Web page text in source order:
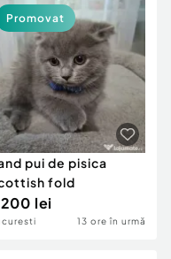
pui de pisica
fold
lei
13 ore în urmă
Promovat